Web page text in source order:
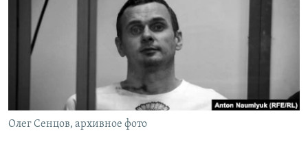
СОВЕТЫ ПРАВОЗАЩИТНИКОВ
ПРОПАВШИЕ БЕЗ ВЕСТИ
ПОБЕДИТЕЛЕЙ НЕ СУДЯТ?
КРЫМ.НЕПОКОРЕННЫЙ
УКРАИНСКАЯ ПРОБЛЕМА КРЫМА
Qırımtatar
ПРИСОЕДИНЯЙТЕСЬ!
Олег Сенцов, архивное фото